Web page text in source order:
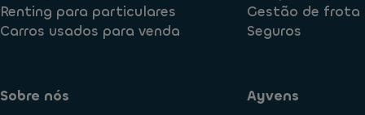
Renting para particulares
Carros usados para venda
Gestão de frota
Seguros
Sobre nós
Ayvens